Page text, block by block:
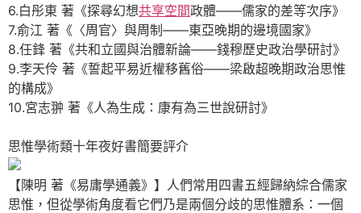
6.白彤東 著《探尋幻想共享空間政體——儒家的差等次序》
7.俞江 著《〈周官〉與周制——東亞晚期的邊境國家》
8.任鋒 著《共和立國與治體新論——錢穆歷史政治學研討》
9.李天伶 著《誓起平易近權移舊俗——梁啟超晚期政治思惟
的構成》
10.宮志翀 著《人為生成：康有為三世說研討》
思惟學術類十年夜好書簡要評介
【陳明 著《易庸學通義》】人們常用四書五經歸納綜合儒家
思惟，但從學術角度看它們乃是兩個分歧的思惟體系：一個